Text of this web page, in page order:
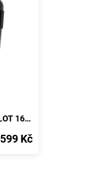
Cyklo počítač One PILOT 16.0 ATS Bezdrátový, černá
599 Kč